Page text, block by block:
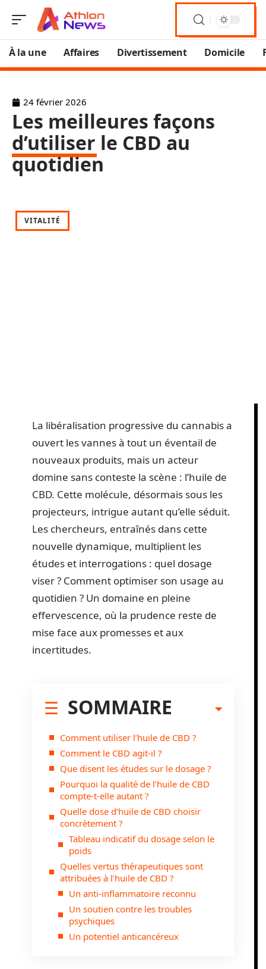
À la une Affaires Divertissement Domicile
24 février 2026
Les meilleures façons
d’utiliser le CBD au
quotidien
VITALITÉ
La libéralisation progressive du cannabis a
ouvert les vannes à tout un éventail de
nouveaux produits, mais un acteur
domine sans conteste la scène : l’huile de
CBD. Cette molécule, désormais sous les
projecteurs, intrigue autant qu’elle séduit.
Les chercheurs, entraînés dans cette
nouvelle dynamique, multiplient les
études et interrogations : quel dosage
viser ? Comment optimiser son usage au
quotidien ? Un domaine en pleine
effervescence, où la prudence reste de
mise face aux promesses et aux
incertitudes.
SOMMAIRE
Comment utiliser l’huile de CBD ?
Comment le CBD agit-il ?
Que disent les études sur le dosage ?
Pourquoi la qualité de l’huile de CBD
compte-t-elle autant ?
Quelle dose d’huile de CBD choisir
concrètement ?
Tableau indicatif du dosage selon le
poids
Quelles vertus thérapeutiques sont
attribuées à l’huile de CBD ?
Un anti-inflammatoire reconnu
Un soutien contre les troubles
psychiques
Un potentiel anticancéreux